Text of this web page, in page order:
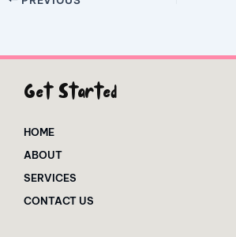
Get Started
HOME
ABOUT
SERVICES
CONTACT US